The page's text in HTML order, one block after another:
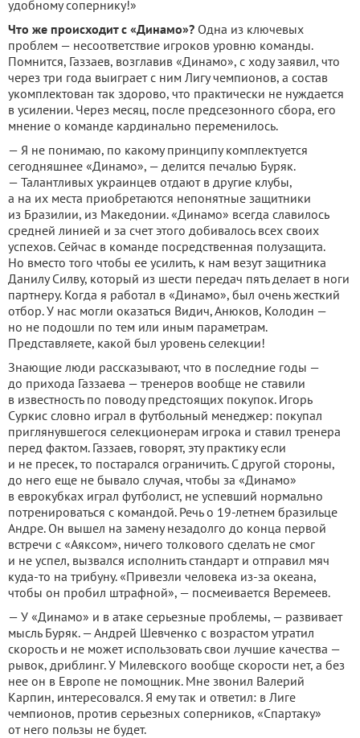
удобному сопернику!»
Что же происходит с «Динамо»? Одна из ключевых
проблем — несоответствие игроков уровню команды.
Помнится, Газзаев, возглавив «Динамо», с ходу заявил, что
через три года выиграет с ним Лигу чемпионов, а состав
укомплектован так здорово, что практически не нуждается
в усилении. Через месяц, после предсезонного сбора, его
мнение о команде кардинально переменилось.
— Я не понимаю, по какому принципу комплектуется
сегодняшнее «Динамо», — делится печалью Буряк.
— Талантливых украинцев отдают в другие клубы,
а на их места приобретаются непонятные защитники
из Бразилии, из Македонии. «Динамо» всегда славилось
средней линией и за счет этого добивалось всех своих
успехов. Сейчас в команде посредственная полузащита.
Но вместо того чтобы ее усилить, к нам везут защитника
Данилу Силву, который из шести передач пять делает в ноги
партнеру. Когда я работал в «Динамо», был очень жесткий
отбор. У нас могли оказаться Видич, Анюков, Колодин —
но не подошли по тем или иным параметрам.
Представляете, какой был уровень селекции!
Знающие люди рассказывают, что в последние годы —
до прихода Газзаева — тренеров вообще не ставили
в известность по поводу предстоящих покупок. Игорь
Суркис словно играл в футбольный менеджер: покупал
приглянувшегося селекционерам игрока и ставил тренера
перед фактом. Газзаев, говорят, эту практику если
и не пресек, то постарался ограничить. С другой стороны,
до него еще не бывало случая, чтобы за «Динамо»
в еврокубках играл футболист, не успевший нормально
потренироваться с командой. Речь о 19-летнем бразильце
Андре. Он вышел на замену незадолго до конца первой
встречи с «Аяксом», ничего толкового сделать не смог
и не успел, вызвался исполнить стандарт и отправил мяч
куда-то на трибуну. «Привезли человека из-за океана,
чтобы он пробил штрафной», — посмеивается Веремеев.
— У «Динамо» и в атаке серьезные проблемы, — развивает
мысль Буряк. — Андрей Шевченко с возрастом утратил
скорость и не может использовать свои лучшие качества —
рывок, дриблинг. У Милевского вообще скорости нет, а без
нее он в Европе не помощник. Мне звонил Валерий
Карпин, интересовался. Я ему так и ответил: в Лиге
чемпионов, против серьезных соперников, «Спартаку»
от него пользы не будет.